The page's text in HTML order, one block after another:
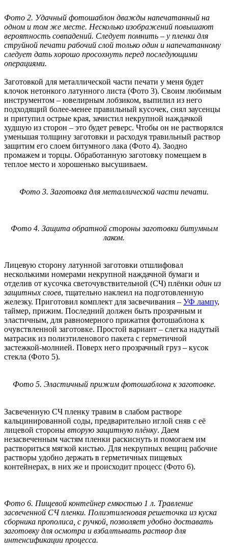
Фото 2. Удачный фотошаблон дважды напечатанный на
одном и том же месте. Несколько изображений повышают
вероятность совпадений. Следует помнить – у пленки для
струйной печати рабочий слой только один и напечатанному
следует дать хорошо просохнуть перед последующими
операциями.
Заготовкой для металлической части печати у меня будет
клочок нетонкого латунного листа (Фото 3). Своим любимым
инструментом – ювелирным лобзиком, выпилил из него
подходящий более-менее правильный кусочек, снял заусенцы
и притупил острые края, зачистил некрупной наждачкой
худшую из сторон – это будет реверс. Чтобы он не растворялся
уменьшая толщину заготовки и расходуя травильный раствор
защитим его слоем битумного лака (Фото 4). Заодно
промажем и торцы. Обработанную заготовку помещаем в
теплое место и хорошенько высушиваем.
Фото 3. Заготовка для металлической части печати.
Фото 4. Защита обратной стороны заготовки битумным
лаком.
Лицевую сторону латунной заготовки отшлифовал
несколькими номерами некрупной наждачной бумаги и
отделив от кусочка светочувствительной (СЧ) плёнки один из
защитных слоев, тщательно наклеил на подготовленную
железку. Приготовил комплект для засвечивания – УФ лампу,
таймер, прижим. Последний должен быть прозрачным и
эластичным, для равномерного прижатия фотошаблона к
очувствленной заготовке. Простой вариант – слегка надутый
матрасик из полиэтиленового пакета с герметичной
застежкой-молнией. Поверх него прозрачный груз – кусок
стекла (Фото 5).
Фото 5. Эластичный прижим фотошаблона к заготовке.
Засвеченную СЧ пленку травим в слабом растворе
кальцинированной соды, предварительно иглой сняв с её
лицевой стороны вторую защитную плёнку. Даем
незасвеченным частям пленки раскиснуть и помогаем им
раствориться мягкой кистью. Для некрупных вещиц рабочие
растворы удобно держать в герметичных пищевых
контейнерах, в них же и происходит процесс (Фото 6).
Фото 6. Пищевой контейнер емкостью 1 л. Травление
засвеченной СЧ пленки. Полиэтиленовая решеточка из куска
сборника прополиса, с ручкой, позволяет удобно доставать
заготовку для осмотра и взбалтывать раствор для
интенсификации процесса.